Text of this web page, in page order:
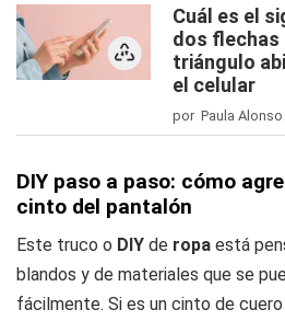
Cuál es el
dos
triángulo
el celular
por Paula Alonso
DIY paso a paso: cómo
cinto del pantalón
Este truco o DIY de ropa está
blandos y de materiales que se
fácilmente. Si es un cinto de